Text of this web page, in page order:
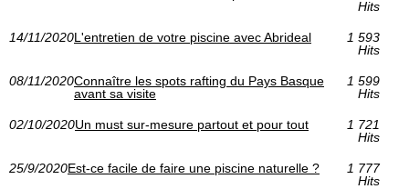
Hits
14/11/2020L'entretien de votre piscine avec Abrideal
1 593
Hits
08/11/2020Connaître les spots rafting du Pays Basque
avant sa visite
1 599
Hits
02/10/2020Un must sur-mesure partout et pour tout
1 721
Hits
25/9/2020Est-ce facile de faire une piscine naturelle ?
1 777
Hits